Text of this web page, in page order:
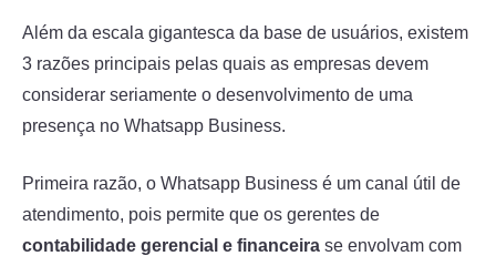
Além da escala gigantesca da base de usuários, existem
3 razões principais pelas quais as empresas devem
considerar seriamente o desenvolvimento de uma
presença no Whatsapp Business.
Primeira razão, o Whatsapp Business é um canal útil de
atendimento, pois permite que os gerentes de
contabilidade gerencial e financeira se envolvam com